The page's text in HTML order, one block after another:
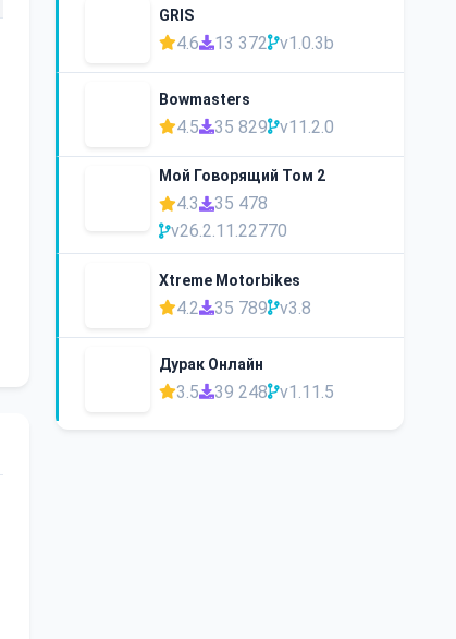
GRIS
4.6 13 372 v1.0.3b
Bowmasters
4.5 35 829 v11.2.0
Мой Говорящий Том 2
4.3
35 478
v26.2.11.22770
Xtreme Motorbikes
4.2 35 789 v3.8
Дурак Онлайн
3.5 39 248 v1.11.5